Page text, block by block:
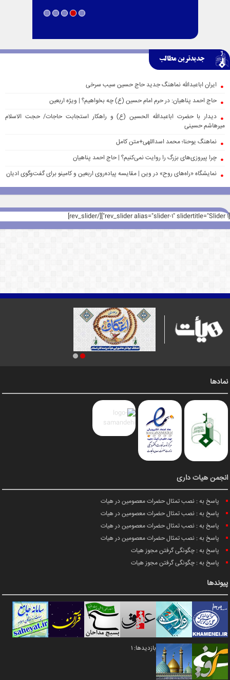
جدیدترین مطالب
ایران اباعبدالله نماهنگ جدید حاج حسین سیب سرخی
حاج احمد پناهیان: در حرم امام حسین (ع) چه بخواهیم؟ | ویژه اربعین
دیدار با حضرت اباعبدالله الحسین (ع) و راهکار استجابت حاجات/ حجت الاسلام
میرهاشم حسینی
نماهنگ یوحنا؛ محمد اسداللهی+متن کامل
چرا پیروزی‌های بزرگ را روایت نمی‌کنیم؟ | حاج احمد پناهیان
نمایشگاه «راه‌های روح» در وین | مقایسه پیاده‌روی اربعین و کامینو برای گفت‌وگوی ادیان
[rev_slider alias="slider-1" slidertitle="Slider 1"][/rev_slider]
نمادها
انجمن هیات داری
پاسخ به : نصب تمثال حضرات معصومین در هیات
پاسخ به : نصب تمثال حضرات معصومین در هیات
پاسخ به : نصب تمثال حضرات معصومین در هیات
پاسخ به : نصب تمثال حضرات معصومین در هیات
پاسخ به : چگونگی گرفتن مجوز هیات
پاسخ به : چگونگی گرفتن مجوز هیات
پیوندها
بازدیدها: 1